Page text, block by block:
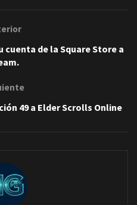
cuenta de la Square Store a
49 a Elder Scrolls Online